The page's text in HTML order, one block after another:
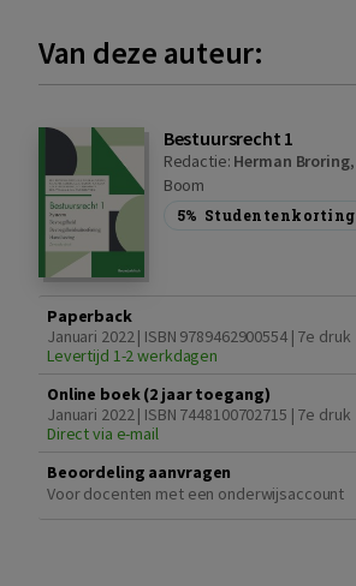
Van deze auteur:
Bestuursrecht 1
Redactie: Herman Broring,
Boom
5% Studentenkorting
Paperback
Januari 2022 | ISBN 9789462900554 | 7e druk
Levertijd 1-2 werkdagen
Online boek (2 jaar toegang)
Januari 2022 | ISBN 7448100702715 | 7e druk
Direct via e-mail
Beoordeling aanvragen
Voor docenten met een onderwijsaccount